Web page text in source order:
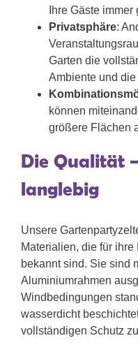
Ihre Gäste
Privatsphäre:
Garten die
Ambiente und die
können
größere Flächen
Die Qualität
langlebig
Unsere
Materialien, die für
bekannt sind. Sie sind
Aluminiumrahmen
Windbedingungen
wasserdicht
vollständigen Schutz